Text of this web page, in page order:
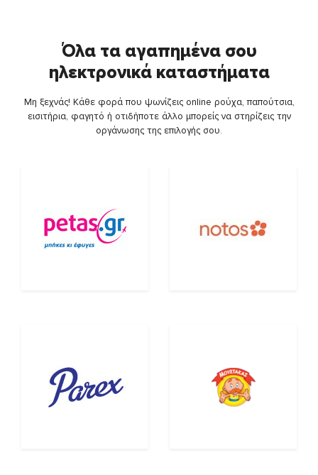
Όλα τα αγαπημένα σου
ηλεκτρονικά καταστήματα
Μη ξεχνάς! Κάθε φορά που ψωνίζεις online ρούχα, παπούτσια,
εισιτήρια, φαγητό ή οτιδήποτε άλλο μπορείς να στηρίζεις την
οργάνωσης της επιλογής σου.